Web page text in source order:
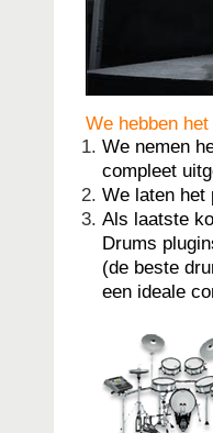
We hebben
We nemen
compleet
We laten het
Als laatste
Drums
(de beste
een ideale